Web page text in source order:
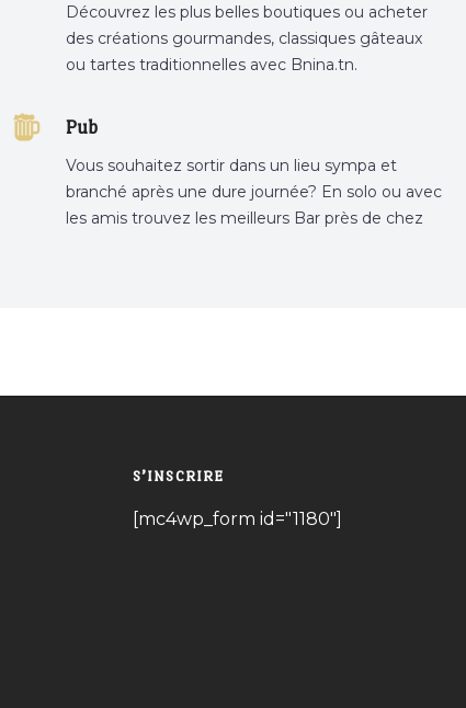
Découvrez les plus belles boutiques ou acheter
des créations gourmandes, classiques gâteaux
ou tartes traditionnelles avec Bnina.tn.
tunis, patisserie tunis, pâtisserie sousse .
Pub
Vous souhaitez sortir dans un lieu sympa et
branché après une dure journée? En solo ou avec
les amis trouvez les meilleurs Bar près de chez
S’INSCRIRE
[mc4wp_form id="1180"]